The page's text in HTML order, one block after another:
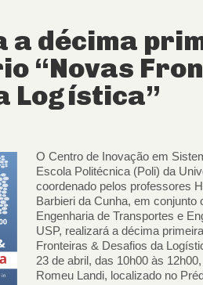
a décima
“Novas
Logística”
O Centro de Inovação em
Escola Politécnica (Poli) da
coordenado pelos professores
Barbieri da Cunha, em
Engenharia de Transportes e
USP, realizará a décima
Fronteiras & Desafios da
23 de abril, das 10h00 às
Romeu Landi, localizado no